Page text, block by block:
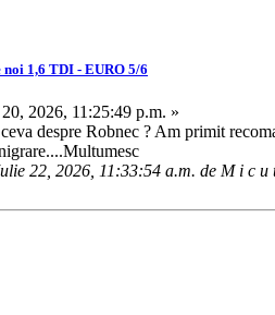
1,6 TDI - EURO 5/6
2026, 11:25:49 p.m. »
despre Robnec ? Am primit
22, 2026, 11:33:54 a.m. de M i c u